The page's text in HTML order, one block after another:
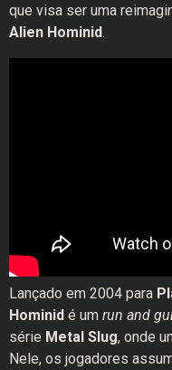
que visa ser uma
Alien Hominid.
Lançado em 2004 para
Hominid é um run and
série Metal Slug, onde
Nele, os jogadores